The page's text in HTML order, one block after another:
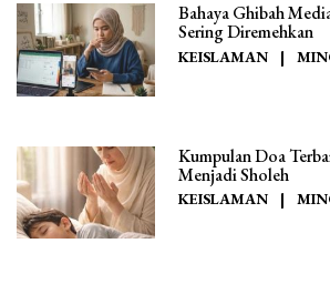
Bahaya Ghibah
Sering Diremehkan
KEISLAMAN |
Kumpulan Doa
Menjadi Sholeh
KEISLAMAN |